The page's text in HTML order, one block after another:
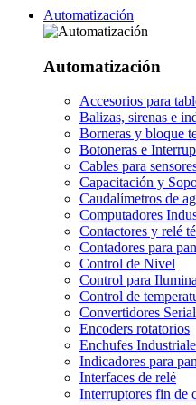
Automatización
Automatización
Accesorios para
Balizas, sirenas e
Borneras y bloque
Botoneras e
Cables para
Capacitación y
Caudalímetros de
Computadores
Contactores y relé
Contadores para
Control de Nivel
Control para
Control de
Convertidores
Encoders rotatorios
Enchufes
Indicadores para
Interfaces de relé
Interruptores fin de